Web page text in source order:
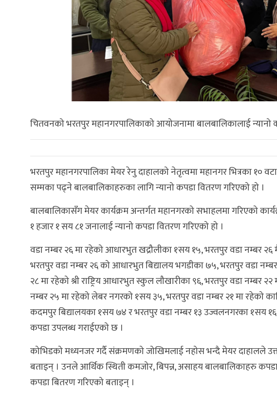
चितवनको भरतपुर महानगरपालिकाको आयोजनामा बालबालिकालाई न्यानो
भरतपुर महानगरपालिका मेयर रेनु दाहालको नेतृत्वमा महानगर भित्रका १०
सम्मका पढ्ने बालबालिकाहरुका लागि न्यानो कपडा वितरण गरिएको हो ।
बालबालिकासँग मेयर कार्यक्रम अन्तर्गत महानगरको सभाहलमा गरिएको
१ हजार १ सय ८१ जनालाई न्यानो कपडा वितरण गरिएको हो ।
वडा नम्बर २६ मा रहेको आधारभुत खद्रौलीका १सय १५, भरतपुर वडा नम्बर
भरतपुर वडा नम्बर २६ को आधारभुत बिद्यालय भगडीका ७५, भरतपुर वडा
२८ मा रहेको श्री राष्ट्रिय आधारभुत स्कुल लौखारीका ९६, भरतपुर वडा
नम्बर २५ मा रहेको लेबर नगरको १सय ३५, भरतपुर वडा नम्बर २१ मा रहेको
कदमपुर बिद्यालयका १सय ७४ र भरतपुर वडा नम्बर १३ उज्वलनगरका १सय
कपडा उपलब्ध गराईएको छ ।
कोभिडको मध्यनजर गर्दै संक्रमणको जोखिमलाई नहोस भन्दै मेयर दाहालले
बताइन् । उनले आर्थिक स्थिती कमजोर, बिपन्न, असाहय बालबालिकाहरु
कपडा बितरण गरिएको बताइन् ।